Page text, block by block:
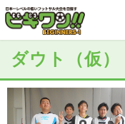
ダウト（仮）